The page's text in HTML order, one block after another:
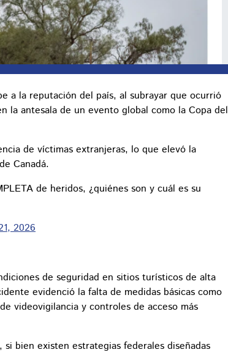
a la reputación del país, al subrayar que ocurrió
la antesala de un evento global como la Copa del
de víctimas extranjeras, lo que elevó la
Canadá.
de heridos, ¿quiénes son y cuál es su
2026
de seguridad en sitios turísticos de alta
evidenció la falta de medidas básicas como
videovigilancia y controles de acceso más
bien existen estrategias federales diseñadas